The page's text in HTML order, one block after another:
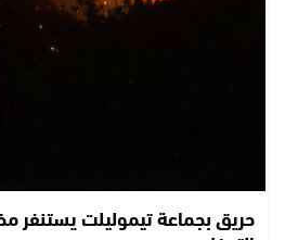
حريق بجماعة تيموليلت